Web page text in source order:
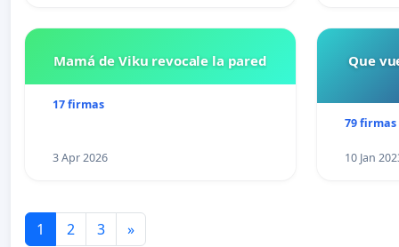
Mamá de Viku revocale la pared
17 firmas
3 Apr 2026
Que
79 firmas
10 Jan
1 2 3 »